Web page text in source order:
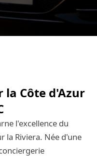
la Côte d'Azur
l'excellence du
la Riviera. Née d'une